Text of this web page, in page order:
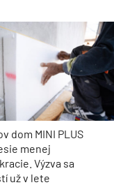
dom MINI PLUS
menej
Výzva sa
už v lete